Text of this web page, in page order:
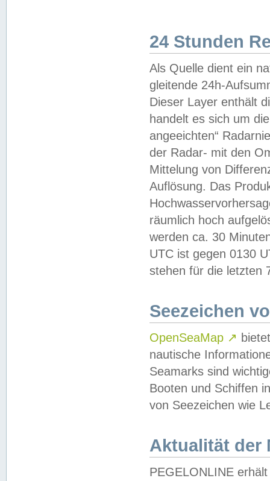
24 Stunden
Als Quelle dient ein
gleitende 24h-
Dieser Layer enthält
handelt es sich um
angeeichten“
der Radar- mit den
Mittelung von
Auflösung. Das
räumlich hoch
werden ca. 30
UTC ist gegen 0130
stehen für die letzten
Seezeichen
OpenSeaMap ↗
nautische
Seamarks sind
Booten und Schiffen
von Seezeichen wie
Aktualität der
PEGELONLINE